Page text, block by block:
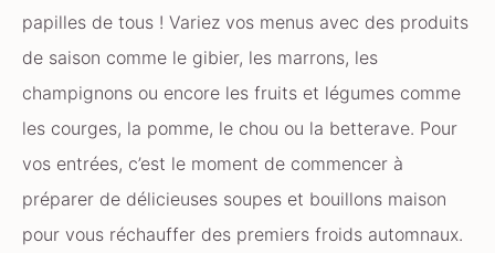
papilles de tous ! Variez vos menus avec des produits
de saison comme le gibier, les marrons, les
champignons ou encore les fruits et légumes comme
les courges, la pomme, le chou ou la betterave. Pour
vos entrées, c’est le moment de commencer à
préparer de délicieuses soupes et bouillons maison
pour vous réchauffer des premiers froids automnaux.